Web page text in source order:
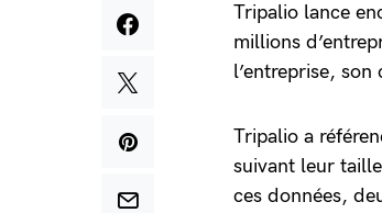
Tripalio lance
millions
l’entreprise,
Tripalio a
suivant leur
ces données,